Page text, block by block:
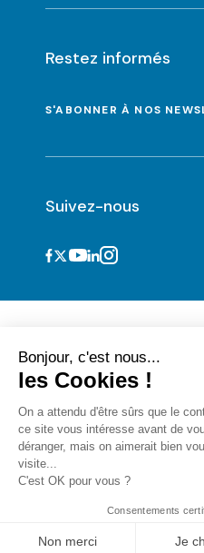
Bonjour, c'est nous...
les Cookies !
On a attendu d'être sûrs que le
ce site vous intéresse avant de
déranger, mais on aimerait bien
visite...
C'est OK pour vous ?
Consentements
Non merci Je
Restez informés
S'ABONNER À NOS
Suivez-nous
Informations